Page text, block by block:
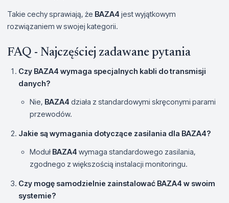
Takie cechy sprawiają, że BAZA4 jest wyjątkowym
rozwiązaniem w swojej kategorii.
FAQ - Najczęściej zadawane pytania
Czy BAZA4 wymaga specjalnych kabli do transmisji
danych?
Nie, BAZA4 działa z standardowymi skręconymi parami
przewodów.
Jakie są wymagania dotyczące zasilania dla BAZA4?
Moduł BAZA4 wymaga standardowego zasilania,
zgodnego z większością instalacji monitoringu.
Czy mogę samodzielnie zainstalować BAZA4 w swoim
systemie?